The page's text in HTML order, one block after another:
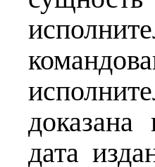
доказана
дата